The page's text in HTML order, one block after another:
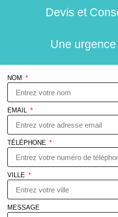
Devis et
Une
NOM
EMAIL
TÉLÉPHONE
VILLE
MESSAGE